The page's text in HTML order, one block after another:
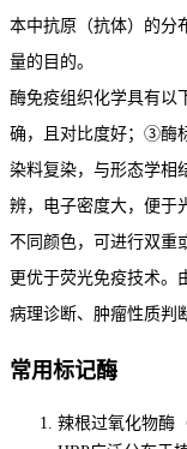
本中抗原（抗体）的分
量的目的。
酶免疫组织化学具有
确，且对比度好；③酶
染料复染，与形态学相
辨，电子密度大，便于
不同颜色，可进行双重
更优于荧光免疫技术。
病理诊断、肿瘤性质判
常用标记酶
辣根过氧化物酶（